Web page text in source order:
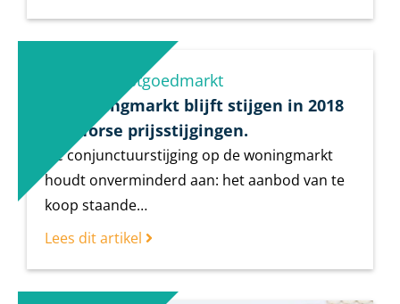
Vastgoedmarkt
De woningmarkt blijft stijgen in 2018
met forse prijsstijgingen.
De conjunctuurstijging op de woningmarkt
houdt onverminderd aan: het aanbod van te
koop staande…
Lees dit artikel